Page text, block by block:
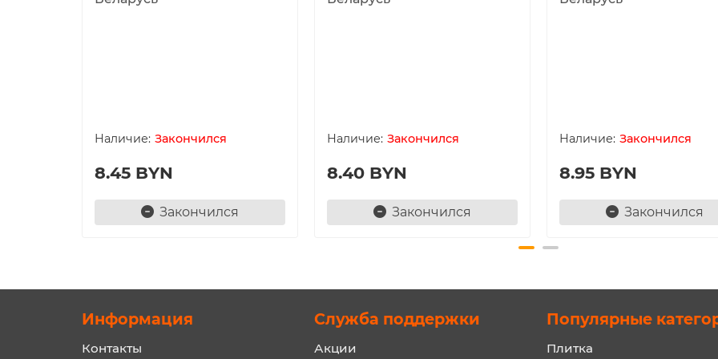
Закончился
8.45 BYN
Закончился
Закончился
8.40 BYN
Закончился
Закончился
8.95 BYN
Закончился
Информация
Контакты
Служба поддержки
Акции
Популярные
Плитка